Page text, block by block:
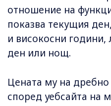
отношение на
показва текущия
и високосни
ден или нощ.
Цената му на
според уебсайта на